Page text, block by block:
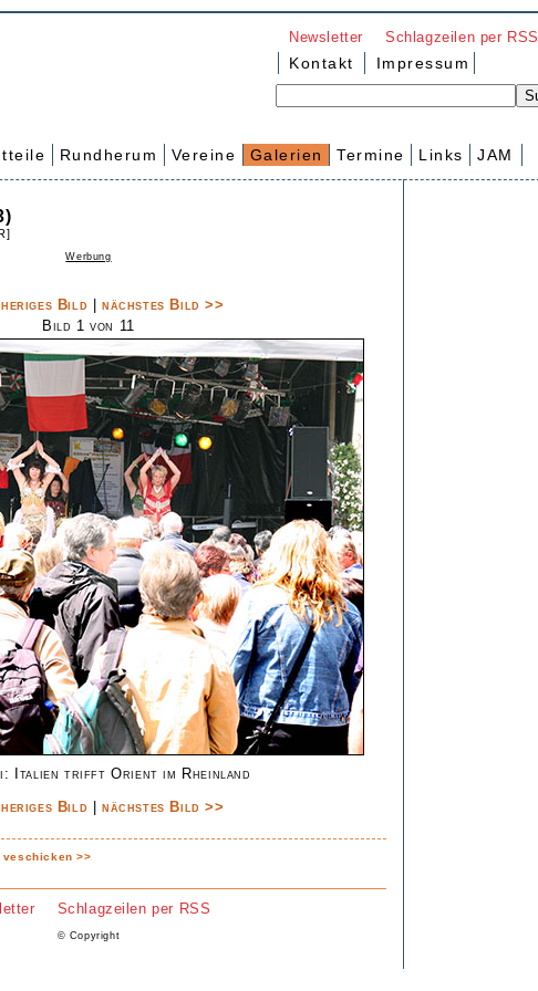
Newsletter Schlagzeilen per RSS
Kontakt Impressum
Rundherum Vereine Galerien Termine Links JAM
Werbung
Bild
nächstes Bild >>
Bild 1 von 11
Italien trifft Orient im Rheinland
Bild
nächstes Bild >>
veschicken >>
Schlagzeilen per RSS
© Copyright